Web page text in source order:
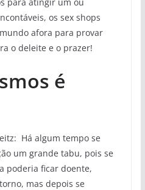
os sex shops
afora para provar
o deleite e o prazer!
é
Há algum tempo se
um grande tabu, pois se
poderia ficar doente,
mas depois se